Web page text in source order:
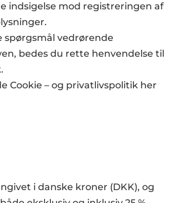
indsigelse mod registreringen af
spørgsmål vedrørende
Cookie – og privatlivspolitik her
i danske kroner (DKK), og